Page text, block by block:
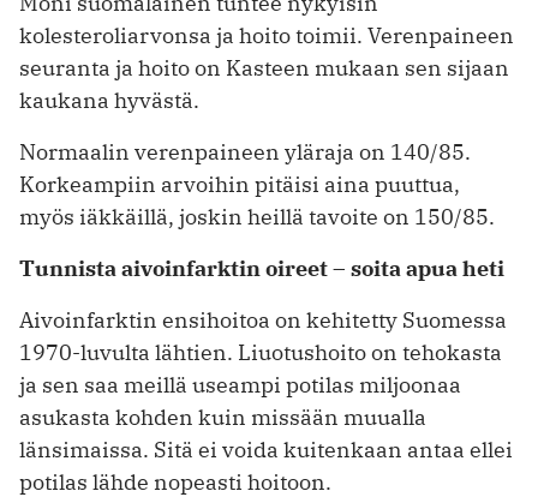
kolesteroliarvonsa ja hoito toimii. Verenpaineen
seuranta ja hoito on Kasteen mukaan sen sijaan
kaukana hyvästä.
Normaalin verenpaineen yläraja on 140/85.
Korkeampiin arvoihin pitäisi aina puuttua,
myös iäkkäillä, joskin heillä tavoite on 150/85.
Tunnista aivoinfarktin oireet – soita apua heti
Aivoinfarktin ensihoitoa on kehitetty Suomessa
1970-luvulta lähtien. Liuotushoito on tehokasta
ja sen saa meillä useampi potilas miljoonaa
asukasta kohden kuin missään muualla
länsimaissa. Sitä ei voida kuitenkaan antaa ellei
potilas lähde nopeasti hoitoon.